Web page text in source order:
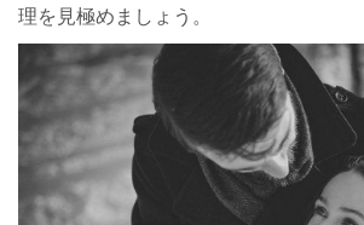
理を見極めましょう。